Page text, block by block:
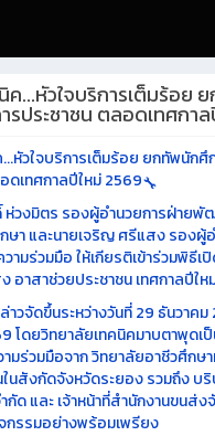
ค...หัวใจบริการเต็มร้อย
รประชาชน ตลอดเทศกา
...หัวใจบริการเต็มร้อย ยกทัพนัก
ดเทศกาลปีใหม่ 2569
วงมิตร รองผู้อำนวยการฝ่ายพั
ษา และนายเจริญ ศรีแสง รองผู้
ามร่วมมือ ให้เกียรติเข้าร่วมพิธีเ
อาสาช่วยประชาชน เทศกาลปีให
วจัดขึ้นระหว่างวันที่ 29 ธันวาคม
โดยวิทยาลัยเทคนิคมาบตาพุดเป็
มร่วมมือจาก วิทยาลัยอาชีวศึกษ
ในสังกัดจังหวัดระยอง รวมถึง บ
กัด และ เจ้าหน้าที่สำนักงานขนส่ง
กรรมอย่างพร้อมเพรียง